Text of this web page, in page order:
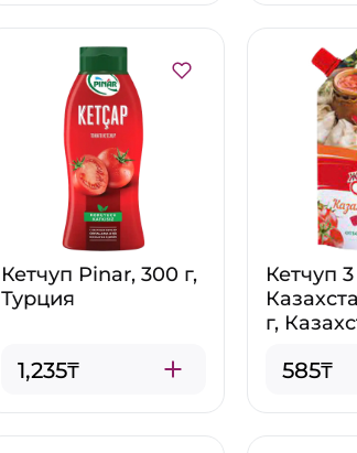
Кетчуп Pinar, 300 г,
Турция
1,235₸
Кетчуп
г,
585₸